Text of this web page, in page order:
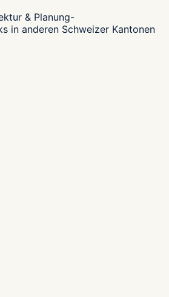
& Planung-
in anderen Schweizer Kantonen